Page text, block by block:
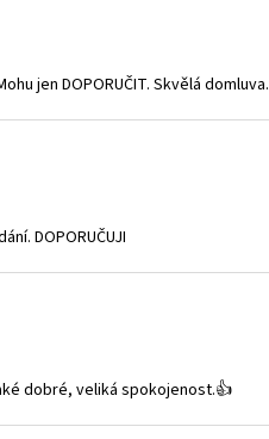
jen DOPORUČIT. Skvělá domluva.
DOPORUČUJI
dobré, veliká spokojenost.👍